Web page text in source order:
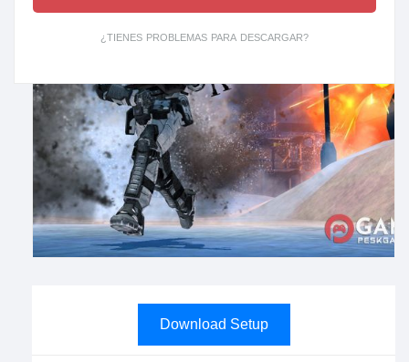
Download Setup
¿TIENES PROBLEMAS PARA DESCARGAR?